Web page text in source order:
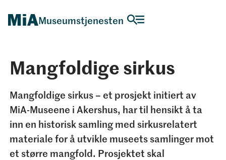
Museumstjenesten
Mangfoldige sirkus
Mangfoldige sirkus – et prosjekt initiert av
MiA-Museene i Akershus, har til hensikt å ta
inn en historisk samling med sirkusrelatert
materiale for å utvikle museets samlinger mot
et større mangfold. Prosjektet skal